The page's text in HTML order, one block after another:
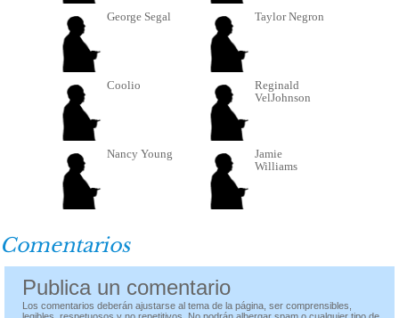
George Segal Taylor Negron
Coolio
Reginald
VelJohnson
Nancy Young
Jamie
Williams
Comentarios
Publica un comentario
Los comentarios deberán ajustarse al tema de la página, ser comprensibles,